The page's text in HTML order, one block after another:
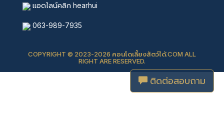
แอดไลน์คลิก hearhui
063-989-7935
COPYRIGHT © 2023-2026 คอนโดเลี้ยงสัตว์ได้.COM ALL
RIGHT ARE RESERVED.
ติดต่อสอบถาม